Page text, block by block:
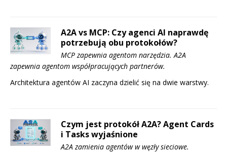
A2A vs MCP: Czy agenci AI naprawdę
potrzebują obu protokołów?
MCP zapewnia agentom narzędzia. A2A
zapewnia agentom współpracujących partnerów.
Architektura agentów AI zaczyna dzielić się na dwie warstwy.
Czym jest protokół A2A? Agent Cards
i Tasks wyjaśnione
A2A zamienia agentów w węzły sieciowe.